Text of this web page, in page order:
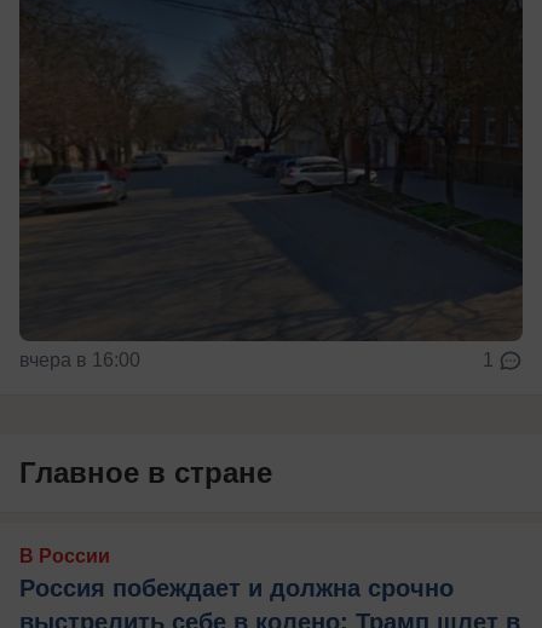
вчера в 16:00 1
Главное в стране
В России
Россия побеждает и должна срочно
выстрелить себе в колено: Трамп шлет в